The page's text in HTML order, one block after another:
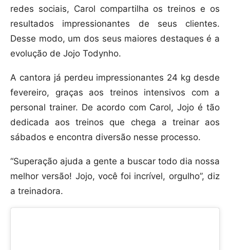
redes sociais, Carol compartilha os treinos e os
resultados impressionantes de seus clientes.
Desse modo, um dos seus maiores destaques é a
evolução de Jojo Todynho.
A cantora já perdeu impressionantes 24 kg desde
fevereiro, graças aos treinos intensivos com a
personal trainer. De acordo com Carol, Jojo é tão
dedicada aos treinos que chega a treinar aos
sábados e encontra diversão nesse processo.
“Superação ajuda a gente a buscar todo dia nossa
melhor versão! Jojo, você foi incrível, orgulho”, diz
a treinadora.